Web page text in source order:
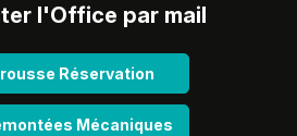
l'Office par mail
Réservation
Mécaniques